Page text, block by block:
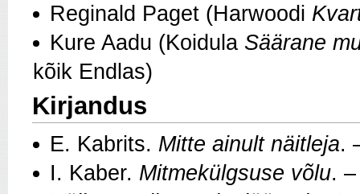
Reginald Paget (Harwoodi
Kure Aadu (Koidula Säärane
kõik Endlas)
Kirjandus
E. Kabrits. Mitte ainult näitleja.
I. Kaber. Mitmekülgsuse võlu.